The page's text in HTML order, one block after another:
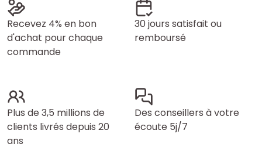
Recevez 4% en bon
d'achat pour chaque
commande
30 jours satisfait ou
remboursé
Plus de 3,5 millions de
clients livrés depuis 20
ans
Des conseillers à votre
écoute 5j/7